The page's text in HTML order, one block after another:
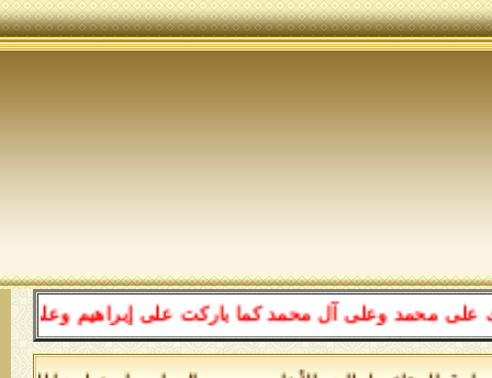
آل محمد كما باركت على إبراهيم وعلى آل